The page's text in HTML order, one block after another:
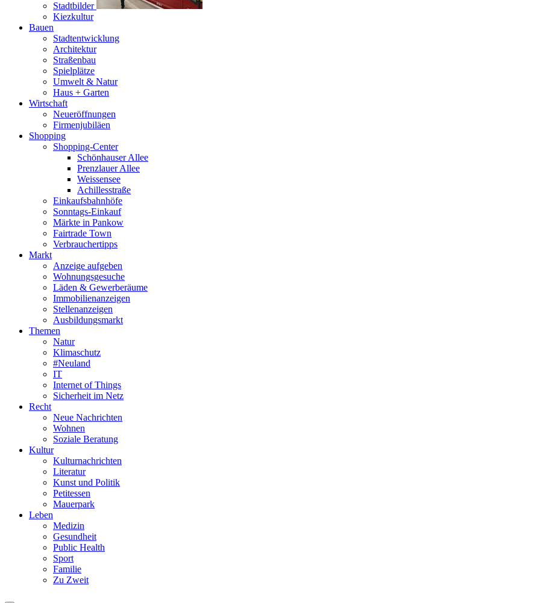
Stadtbilder
Kiezkultur
Bauen
Stadtentwicklung
Architektur
Straßenbau
Spielplätze
Umwelt & Natur
Haus + Garten
Wirtschaft
Neueröffnungen
Firmenjubiläen
Shopping
Shopping-Center
Schönhauser Allee
Prenzlauer Allee
Weissensee
Achillesstraße
Einkaufsbahnhöfe
Sonntags-Einkauf
Märkte in Pankow
Fairtrade Town
Verbrauchertipps
Markt
Anzeige aufgeben
Wohnungsgesuche
Läden & Gewerberäume
Immobilienanzeigen
Stellenanzeigen
Ausbildungsmarkt
Themen
Natur
Klimaschutz
#Neuland
IT
Internet of Things
Sicherheit im Netz
Recht
Neue Nachrichten
Wohnen
Soziale Beratung
Kultur
Kulturnachrichten
Literatur
Kunst und Politik
Petitessen
Mauerpark
Leben
Medizin
Gesundheit
Public Health
Sport
Familie
Zu Zweit